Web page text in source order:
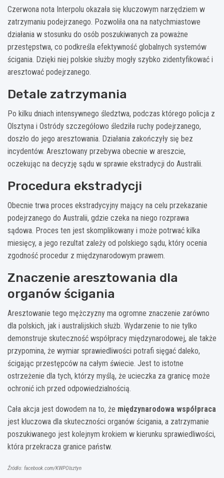
Czerwona nota Interpolu okazała się kluczowym narzędziem w
zatrzymaniu podejrzanego. Pozwoliła ona na natychmiastowe
działania w stosunku do osób poszukiwanych za poważne
przestępstwa, co podkreśla efektywność globalnych systemów
ścigania. Dzięki niej polskie służby mogły szybko zidentyfikować i
aresztować podejrzanego.
Detale zatrzymania
Po kilku dniach intensywnego śledztwa, podczas którego policja z
Olsztyna i Ostródy szczegółowo śledziła ruchy podejrzanego,
doszło do jego aresztowania. Działania zakończyły się bez
incydentów. Aresztowany przebywa obecnie w areszcie,
oczekując na decyzję sądu w sprawie ekstradycji do Australii.
Procedura ekstradycji
Obecnie trwa proces ekstradycyjny mający na celu przekazanie
podejrzanego do Australii, gdzie czeka na niego rozprawa
sądowa. Proces ten jest skomplikowany i może potrwać kilka
miesięcy, a jego rezultat zależy od polskiego sądu, który ocenia
zgodność procedur z międzynarodowym prawem.
Znaczenie aresztowania dla
organów ścigania
Aresztowanie tego mężczyzny ma ogromne znaczenie zarówno
dla polskich, jak i australijskich służb. Wydarzenie to nie tylko
demonstruje skuteczność współpracy międzynarodowej, ale także
przypomina, że wymiar sprawiedliwości potrafi sięgać daleko,
ścigając przestępców na całym świecie. Jest to istotne
ostrzeżenie dla tych, którzy myślą, że ucieczka za granicę może
ochronić ich przed odpowiedzialnością.
Cała akcja jest dowodem na to, że międzynarodowa współpraca
jest kluczowa dla skuteczności organów ścigania, a zatrzymanie
poszukiwanego jest kolejnym krokiem w kierunku sprawiedliwości,
która przekracza granice państw.
Źródło: facebook.com/KWPOlsztyn